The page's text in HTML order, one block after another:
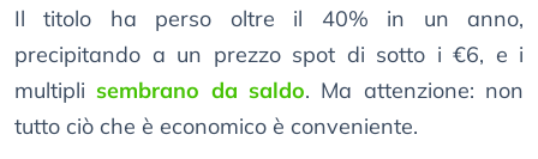
Il titolo ha perso oltre il 40% in un anno,
precipitando a un prezzo spot di sotto i €6, e i
multipli sembrano da saldo. Ma attenzione: non
tutto ciò che è economico è conveniente.